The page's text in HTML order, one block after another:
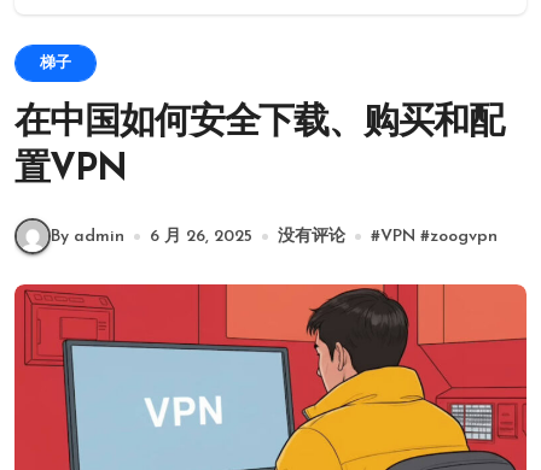
梯子
在中国如何安全下载、购买和配
置VPN
By admin 6 月 26, 2025 没有评论 #VPN #zoogvpn